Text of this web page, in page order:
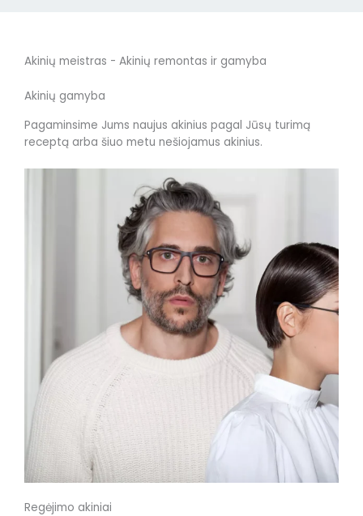
Akinių meistras - Akinių remontas ir gamyba
Akinių gamyba
Pagaminsime Jums naujus akinius pagal Jūsų turimą
receptą arba šiuo metu nešiojamus akinius.
Regėjimo akiniai